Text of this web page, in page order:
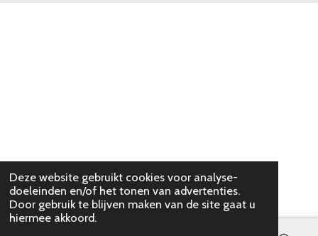
Deze website gebruikt cookies voor analyse-
doeleinden en/of het tonen van advertenties.
Door gebruik te blijven maken van de site gaat u
hiermee akkoord.